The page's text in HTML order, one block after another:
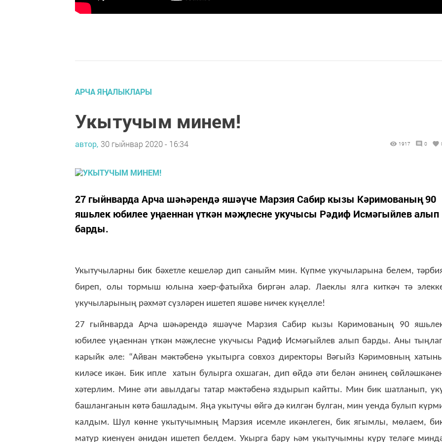
АРЧА ЯҢАЛЫКЛАРЫ
Укытучым минем!
автор, 30 гыйнвар 2020 - 16:34 1917 0
27 гыйнварда Арча шәһәрендә яшәүче Марзия Сабир кызы Кәримованың 90
яшьлек юбилее уңаеннан үткән мәҗлесне укучысы Рәдиф Исмәгыйлев алып
барды.
Укытучыларны бик бәхетле кешеләр дип саныйм мин. Күпме укучыларына белем,
биреп, олы тормыш юлына хәер-фатыйха биргән алар. Лаеклы ялга киткәч тә
укучыларының рәхмәт сүзләрен ишетеп яшәве ничек күңелле!
27 гыйнварда Арча шәһәрендә яшәүче Марзия Сабир кызы Кәримованың 90
юбилее уңаеннан үткән мәҗлесне укучысы Рәдиф Исмәгыйлев алып барды. Аны
карыйк әле: “Айван мәктәбенә укытырга совхоз директоры Вәгыйз Кәримовның
киләсе икән. Бик ипле хатын булырга охшаган, дип өйдә әти белән әнинең
хәтерлим. Мине әти авылдагы татар мәктәбенә яздырып кайтты. Мин бик шатланып,
башланганын көтә башладым. Яңа укытучы өйгә дә килгән булган, мин уенда булып
калдым. Шул көнне укытучымның Марзия исемле икәнлеген, бик ягымлы, мөлаем,
матур киенүен әнидән ишетеп белдем. Укырга бару һәм укытучымны күрү теләге